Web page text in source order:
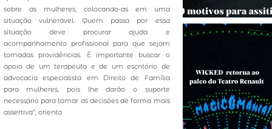
sobre as mulheres, colocando-as em uma
situação vulnerável. Quem passa por essa
situação deve procurar ajuda e
acompanhamento profissional para que sejam
tomadas providências. É importante buscar o
apoio de um terapeuta e de um escritório de
advocacia especialista em Direito de Família
para mulheres, pois lhe darão o suporte
necessário para tomar as decisões de forma mais
assertiva”, orienta.